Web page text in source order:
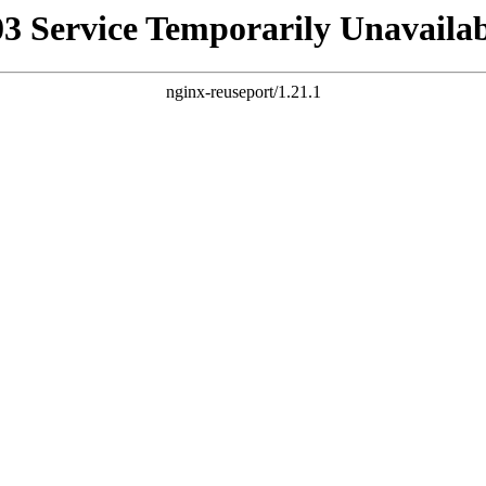
Service Temporarily
nginx-reuseport/1.21.1